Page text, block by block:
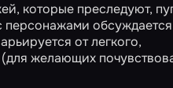
которые преследуют,
персонажами обсуждается
от легкого,
желающих